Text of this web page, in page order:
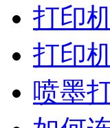
打印
打印
喷墨